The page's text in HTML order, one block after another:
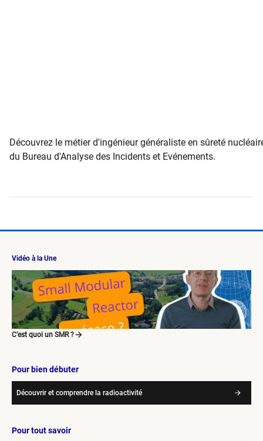
Découvrez le métier d'ingénieur généraliste en sûreté
du Bureau d'Analyse des Incidents et Evénements.
Vidéo à la Une
C’est quoi un SMR ?
Pour bien débuter
Découvrir et comprendre la radioactivité
Pour tout savoir